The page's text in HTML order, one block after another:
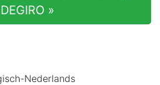
DEGIRO »
Nederlands